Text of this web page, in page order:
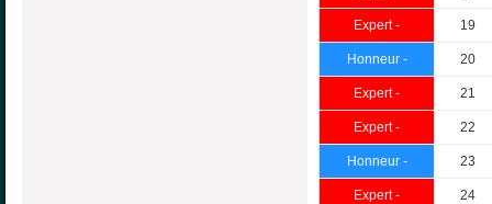
Expert - 19
Honneur - 20
Expert - 21
Expert - 22
Honneur - 23
Expert - 24